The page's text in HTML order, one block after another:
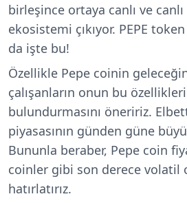
birleşince ortaya canlı ve
ekosistemi çıkıyor. PEPE
da işte bu!
Özellikle Pepe coinin
çalışanların onun bu
bulundurmasını öneririz.
piyasasının günden güne
Bununla beraber, Pepe coin
coinler gibi son derece volatil
hatırlatırız.